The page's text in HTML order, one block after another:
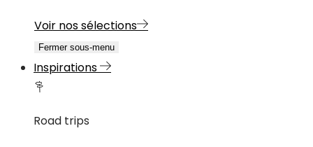
Voir nos sélections
Fermer sous-menu
Inspirations
Road trips